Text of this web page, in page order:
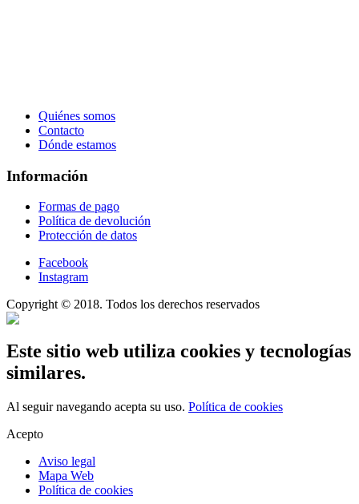
Quiénes somos
Contacto
Dónde estamos
Información
Formas de pago
Política de devolución
Protección de datos
Facebook
Instagram
Copyright © 2018. Todos los derechos reservados
Este sitio web utiliza cookies y tecnologías
similares.
Al seguir navegando acepta su uso. Política de cookies
Acepto
Aviso legal
Mapa Web
Política de cookies